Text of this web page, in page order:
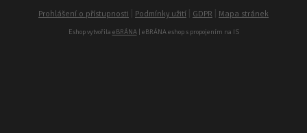
Prohlášení o přístupnosti Podmínky užití GDPR Mapa stránek
Eshop vytvořila eBRÁNA| eBRÁNA eshop s propojením na IS